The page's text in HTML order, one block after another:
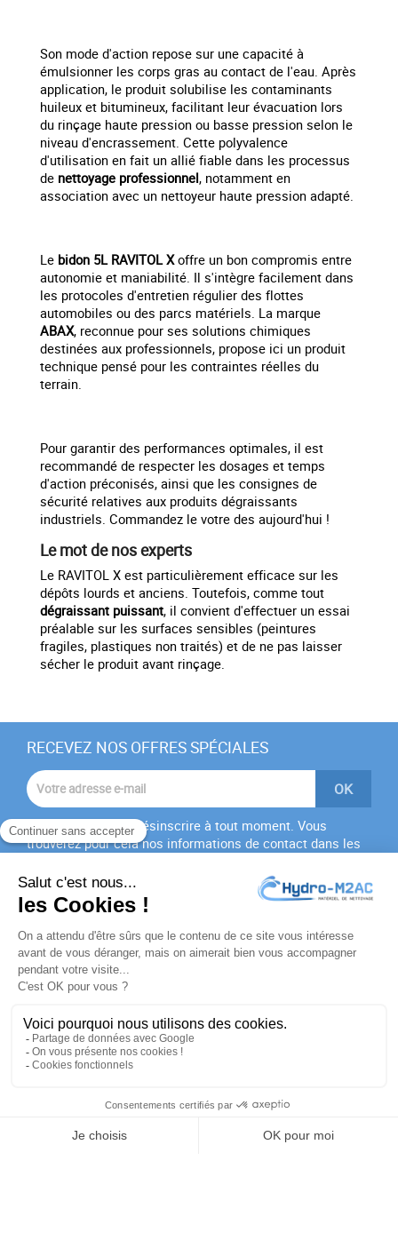
Son mode d'action repose sur une capacité à
émulsionner les corps gras au contact de l'eau. Après
application, le produit solubilise les contaminants
huileux et bitumineux, facilitant leur évacuation lors
du rinçage haute pression ou basse pression selon le
niveau d'encrassement. Cette polyvalence
d'utilisation en fait un allié fiable dans les processus
de nettoyage professionnel, notamment en
association avec un nettoyeur haute pression adapté.
Le bidon 5L RAVITOL Xoffre un bon compromis entre
autonomie et maniabilité. Il s'intègre facilement dans
les protocoles d'entretien régulier des flottes
automobiles ou des parcs matériels. La marque
ABAX, reconnue pour ses solutions chimiques
destinées aux professionnels, propose ici un produit
technique pensé pour les contraintes réelles du
terrain.
Pour garantir des performances optimales, il est
recommandé de respecter les dosages et temps
d'action préconisés, ainsi que les consignes de
sécurité relatives aux produits dégraissants
industriels. Commandez le votre des aujourd'hui !
Le mot de nos experts
Le RAVITOL X est particulièrement efficace sur les
dépôts lourds et anciens. Toutefois, comme tout
dégraissant puissant, il convient d'effectuer un essai
préalable sur les surfaces sensibles (peintures
fragiles, plastiques non traités) et de ne pas laisser
sécher le produit avant rinçage.
RECEVEZ NOS OFFRES SPÉCIALES
Vous pouvez vous désinscrire à tout moment. Vous
trouverez pour cela nos informations de contact dans les
J'accepte lesconditions générales
politique de
confidentialité
PRODUITS
NOTRE SOCIÉTÉ
VOTRE COMPTE